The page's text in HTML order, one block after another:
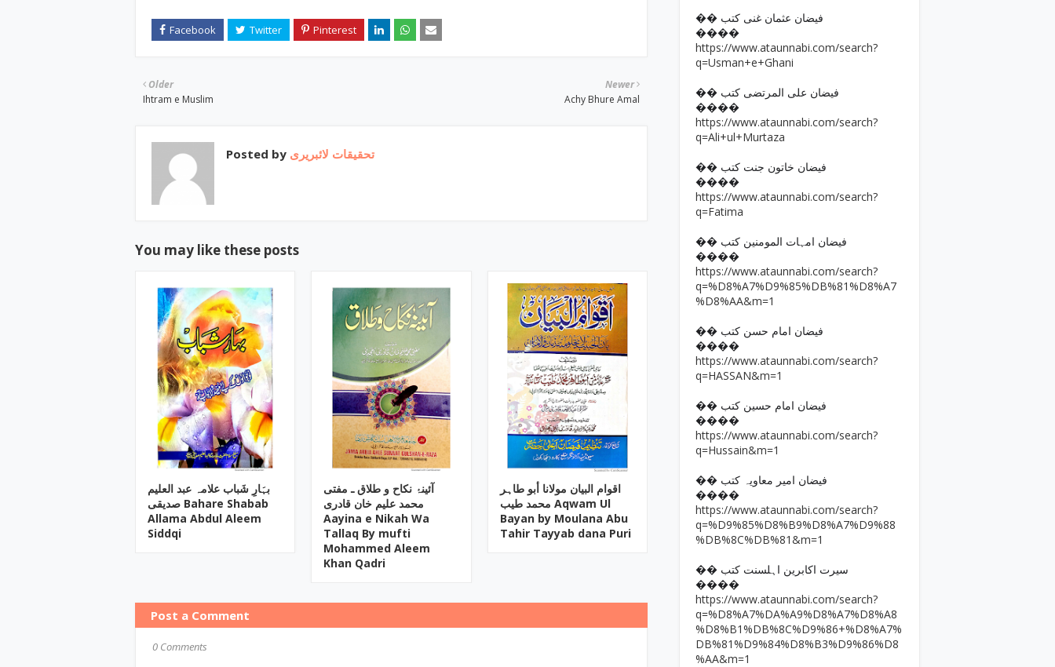
Newer
Achy Bhure Amal
Older
Ihtram e Muslim
Posted by تحقیقات لائبریری
You may like these posts
بہَارِ شَباب علامہ عبد العلیم
صدیقی Bahare Shabab
Allama Abdul Aleem
Siddqi
آئینۂ نکاح و طلاق ـ مفتی
محمد علیم خان قادری
Aayina e Nikah Wa
Tallaq By mufti
Mohammed Aleem
Khan Qadri
اقوام البیان مولانا أبو طاہر
محمد طیب Aqwam Ul
Bayan by Moulana Abu
Tahir Tayyab dana Puri
Post a Comment
0 Comments
�� فیضان عثمان غنی کتب
����
https://www.ataunnabi.com/search?
q=Usman+e+Ghani
�� فیضان علی المرتضی کتب
����
https://www.ataunnabi.com/search?
q=Ali+ul+Murtaza
�� فیضان خاتون جنت کتب
����
https://www.ataunnabi.com/search?
q=Fatima
�� فیضان امہات المومنین کتب
����
https://www.ataunnabi.com/search?
q=%D8%A7%D9%85%DB%81%D8%A7
%D8%AA&m=1
�� فیضان امام حسن کتب
����
https://www.ataunnabi.com/search?
q=HASSAN&m=1
�� فیضان امام حسین کتب
����
https://www.ataunnabi.com/search?
q=Hussain&m=1
�� فیضان امیر معاویہ کتب
����
https://www.ataunnabi.com/search?
q=%D9%85%D8%B9%D8%A7%D9%88
%DB%8C%DB%81&m=1
�� سیرت اکابرین اہلسنت کتب
����
https://www.ataunnabi.com/search?
q=%D8%A7%DA%A9%D8%A7%D8%A8
%D8%B1%DB%8C%D9%86+%D8%A7%
DB%81%D9%84%D8%B3%D9%86%D8
%AA&m=1